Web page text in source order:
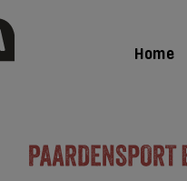
Home